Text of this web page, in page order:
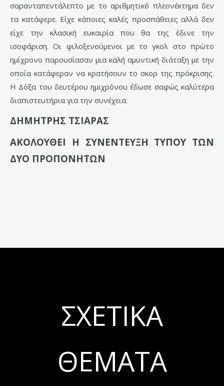
σαρανταπεντάλεπτο με το αριθμητικό πλεονέκτημα δεν
τα κατάφερε. Είχε κάποιες καλές προσπάθειες αλλά δεν
είχε την κλασική ευκαιρία που θα της έδινε την
ισοφάριση. Οι φιλοξενούμενοι με το γκολ στο πρώτο
ημίχρονο παρουσίασαν μια καλή αμυντική διάταξη με την
οποία κατάφεραν να κρατήσουν το σκορ της πρόκρισης.
Η Δόξα του δευτέρου ημιχρόνου έδωσε σαφώς καλύτερα
διαπιστευτήρια για την συνέχεια.
ΔΗΜΗΤΡΗΣ ΤΣΙΑΡΑΣ
ΑΚΟΛΟΥΘΕΙ Η ΣΥΝΕΝΤΕΥΞΗ ΤΥΠΟΥ ΤΩΝ
ΔΥΟ ΠΡΟΠΟΝΗΤΩΝ
ΣΧΕΤΙΚΆ
ΘΈΜΑΤΑ